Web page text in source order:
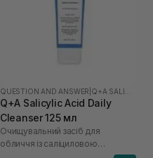
QUESTION AND ANSWER
Q+A Salicylic Acid Daily
Cleanser 125 мл
Очищувальний засіб для
обличчя із саліциловою